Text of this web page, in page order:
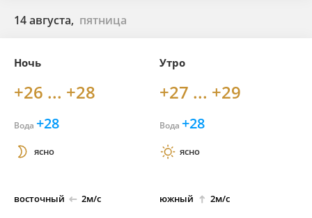
14 августа, пятница
Ночь
+26 ... +28
Вода +28
ясно
восточный 2м/с
Утро
+27 ... +29
Вода +28
ясно
южный 2м/с